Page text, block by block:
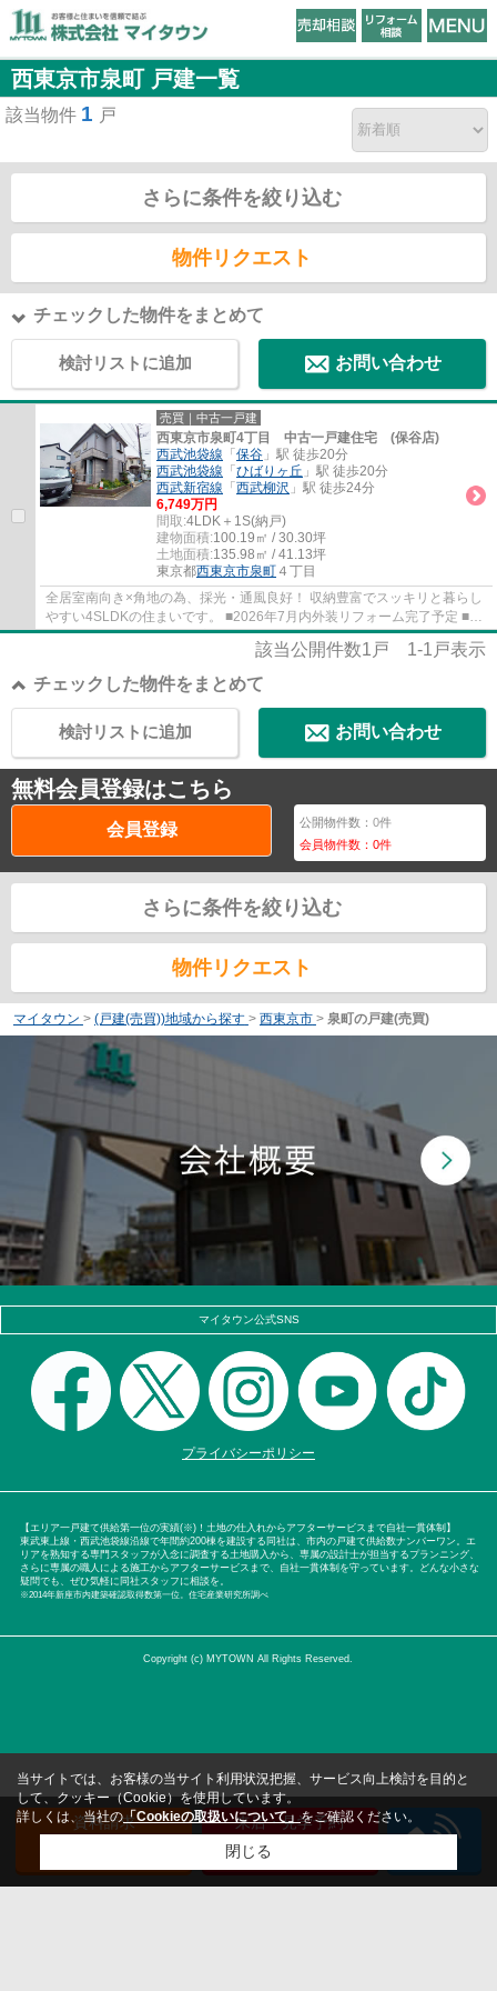
西東京市泉町 戸建一覧
該当物件 1 戸
さらに条件を絞り込む
物件リクエスト
チェックした物件をまとめて
検討リストに追加 お問い合わせ
売買｜中古一戸建
西東京市泉町4丁目 中古一戸建住宅 (保谷店)
西武池袋線 「 保谷 」駅 徒歩20分
西武池袋線 「 ひばりヶ丘 」駅 徒歩20分
西武新宿線 「 西武柳沢 」駅 徒歩24分
6,749万円
間取:4LDK＋1S(納戸)
建物面積:100.19㎡ / 30.30坪
土地面積:135.98㎡ / 41.13坪
東京都西東京市泉町 ４丁目
全居室南向き×角地の為、採光・通風良好！ 収納豊富でスッキリと暮らし
やすい4SLDKの住まいです。 ■2026年7月内外装リフォーム完了予定 ■2
台駐車可(車種による) ■幅広い世代に人気の...
該当公開件数1 戸 1-1 戸表示
チェックした物件をまとめて
お問い合わせ
検討リストに追加
無料会員登録はこちら
会員登録 公開物件数：0件
会員物件数：0件
さらに条件を絞り込む
物件リクエスト
マイタウン > (戸建(売買))地域から探す > 西東京市 > 泉町の戸建(売買)
マイタウン公式SNS
プライバシーポリシー
【エリア一戸建て供給第一位の実績(※)！土地の仕入れからアフターサービスまで自社一貫体制】
東武東上線・西武池袋線沿線で年間約200棟を建設する同社は、市内の戸建て供給数ナンバーワン。エ
リアを熟知する専門スタッフが入念に調査する土地購入から、専属の設計士が担当するプランニング、
さらに専属の職人による施工からアフターサービスまで、自社一貫体制を守っています。どんな小さな
疑問でも、ぜひ気軽に同社スタッフに相談を。
※2014年新座市内建築確認取得数第一位。住宅産業研究所調べ
Copyright (c) MYTOWN All Rights Reserved.
資料請求
来店・見学予約
（無料）
当サイトでは、お客様の当サイト利用状況把握、サービス向上検討を目的と
して、クッキー（Cookie）を使用しています。
詳しくは、当社の「Cookieの取扱いについて」をご確認ください。
閉じる